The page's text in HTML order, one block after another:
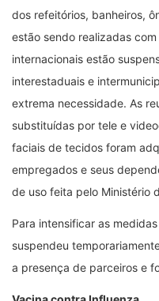
dos refeitórios, banheiros,
estão sendo realizadas
internacionais estão
interestaduais e
extrema necessidade. As
substituídas por tele e
faciais de tecidos foram
empregados e seus
de uso feita pelo Ministério
Para intensificar as
suspendeu
a presença de parceiros e